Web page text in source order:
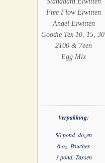
Free Flow Eiwitten
Angel Eiwitten
Goodie Tex 10, 15, 30,
2100 & 7een
Egg Mix
Verpakking:
50 pond. dozen
6 oz. Pouches
3 pond. Tassen